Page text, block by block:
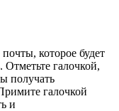
которое будет
галочкой,
получать
галочкой
и